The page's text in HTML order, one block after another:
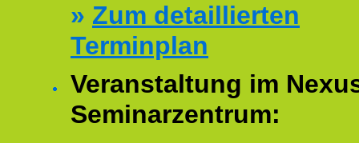
» Zum detaillierten
Terminplan
Veranstaltung im
Seminarzentrum: